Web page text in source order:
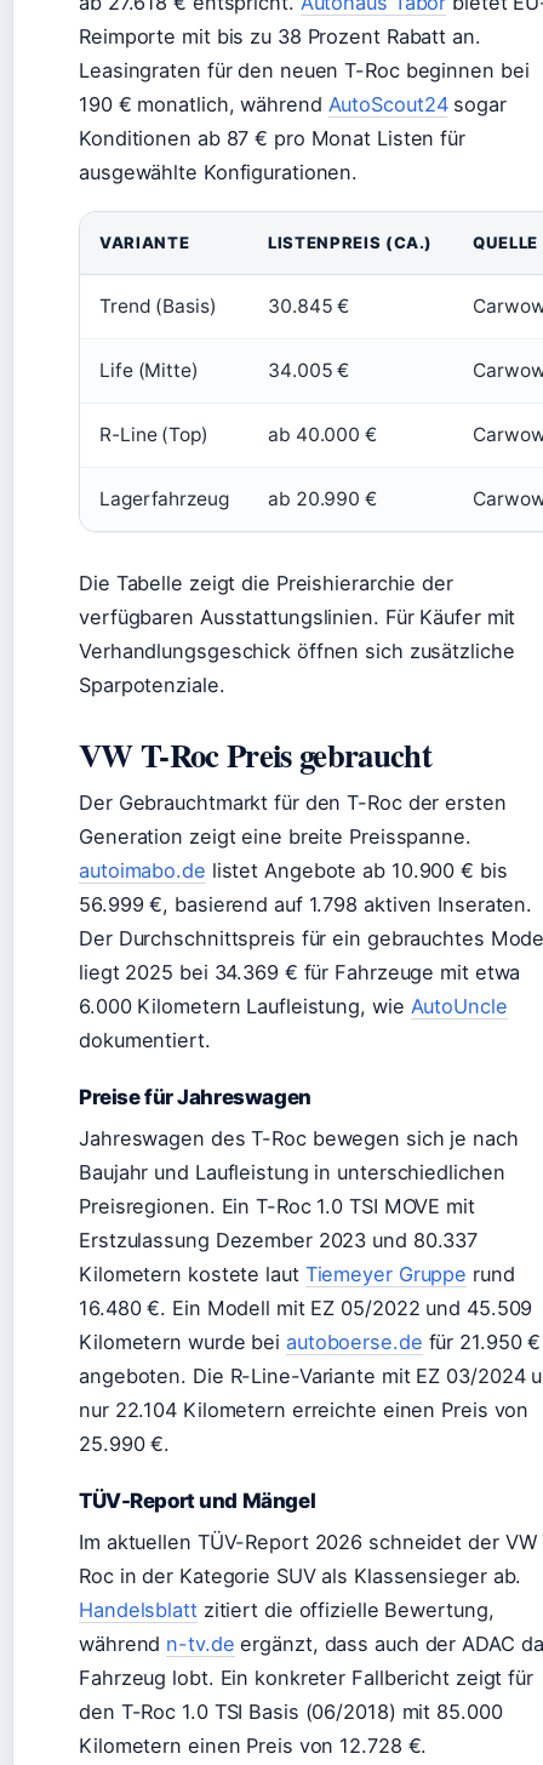
Reimporte mit bis zu 38 Prozent Rabatt an.
Leasingraten für den neuen T-Roc beginnen bei
190 € monatlich, während AutoScout24sogar
Konditionen ab 87 € pro Monat Listen für
ausgewählte Konfigurationen.
VARIANTE LISTENPREIS (CA.) QUELLE
Trend (Basis) 30.845 €
Life (Mitte) 34.005 €
R-Line (Top) ab 40.000 €
Lagerfahrzeug ab 20.990 €
Die Tabelle zeigt die Preishierarchie der
verfügbaren Ausstattungslinien. Für Käufer mit
Verhandlungsgeschick öffnen sich zusätzliche
Sparpotenziale.
VW T-Roc Preis gebraucht
Der Gebrauchtmarkt für den T-Roc der ersten
Generation zeigt eine breite Preisspanne.
autoimabo.de listet Angebote ab 10.900 € bis
56.999 €, basierend auf 1.798 aktiven Inseraten.
Der Durchschnittspreis für ein gebrauchtes
liegt 2025 bei 34.369 € für Fahrzeuge mit etwa
6.000 Kilometern Laufleistung, wie AutoUncle
dokumentiert.
Preise für Jahreswagen
Jahreswagen des T-Roc bewegen sich je nach
Baujahr und Laufleistung in unterschiedlichen
Preisregionen. Ein T-Roc 1.0 TSI MOVE mit
Erstzulassung Dezember 2023 und 80.337
Kilometern kostete laut Tiemeyer Gruppe rund
16.480 €. Ein Modell mit EZ 05/2022 und 45.509
Kilometern wurde bei autoboerse.de für 21.950 €
angeboten. Die R-Line-Variante mit EZ 03/2024
nur 22.104 Kilometern erreichte einen Preis von
25.990 €.
TÜV-Report und Mängel
Im aktuellen TÜV-Report 2026 schneidet der VW
Roc in der Kategorie SUV als Klassensieger ab.
Handelsblattzitiert die offizielle Bewertung,
während n-tv.de ergänzt, dass auch der ADAC
Fahrzeug lobt. Ein konkreter Fallbericht zeigt für
den T-Roc 1.0 TSI Basis (06/2018) mit 85.000
Kilometern einen Preis von 12.728 €.